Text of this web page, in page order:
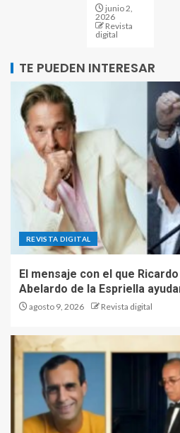
junio 2,
2026
Revista
digital
TE PUEDEN INTERESAR
REVISTA DIGITAL
El mensaje con el que
Abelardo de la Espriella
agosto 9, 2026 Revista digital